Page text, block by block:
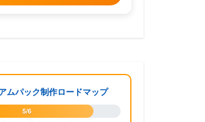
ムパック制作ロードマップ
5/6